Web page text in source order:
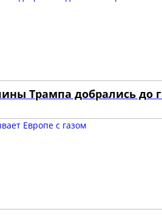
Трампа добрались до